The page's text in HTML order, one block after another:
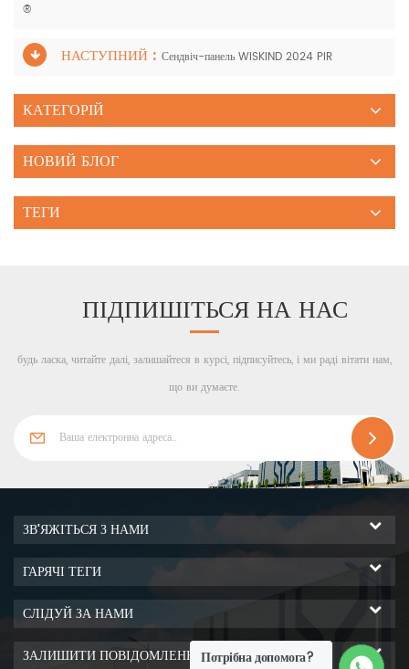
®
НАСТУПНИЙ : Сендвіч-панель WISKIND 2024 PIR
КАТЕГОРІЙ
НОВИЙ БЛОГ
ТЕГИ
ПІДПИШІТЬСЯ НА НАС
будь ласка, читайте далі, залишайтеся в курсі, підписуйтесь, і ми раді вітати нам,
що ви думаєте.
Потрібна допомога?
ЗВ'ЯЖІТЬСЯ З НАМИ
ГАРЯЧІ ТЕГИ
СЛІДУЙ ЗА НАМИ
ЗАЛИШИТИ ПОВІДОМЛЕННЯ